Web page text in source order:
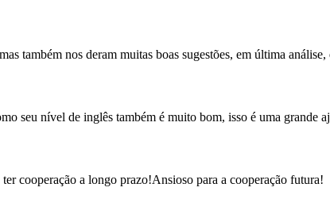
também nos deram muitas boas sugestões, em última
seu nível de inglês também é muito bom, isso é uma grande
cooperação a longo prazo!Ansioso para a cooperação futura!